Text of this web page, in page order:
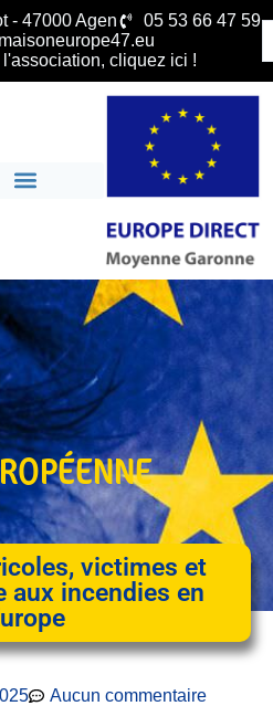
- 47000 Agen
05 53 66 47 59
cliquez ici !
victimes et
aux incendies en
Aucun commentaire